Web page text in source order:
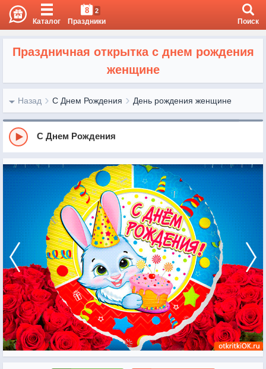
Каталог
8 2
Праздники Поиск
Праздничная открытка с днем рождения
женщине
Назад С Днем Рождения День рождения женщине
С Днем Рождения